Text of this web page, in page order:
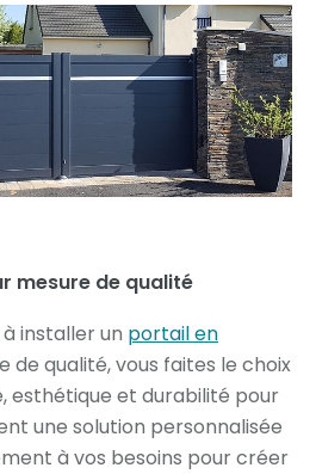
mesure de qualité
installer un portail en
de qualité, vous faites le choix
esthétique et durabilité pour
une solution personnalisée
à vos besoins pour créer